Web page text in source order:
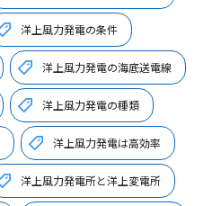
洋上風力発電の条件
洋上風力発電の海底送電線
洋上風力発電の種類
洋上風力発電は高効率
洋上風力発電所と洋上変電所